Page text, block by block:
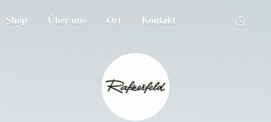
Shop Über uns Ort Kontakt